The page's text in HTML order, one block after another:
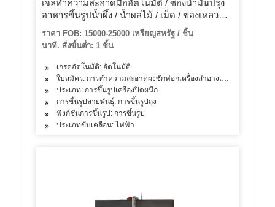
เจลทำความสะอาดมืออัตโนมัติ / ซองน้ำมันปรุง
อาหารขึ้นรูปน้ำผึ้ง / น้ำผลไม้ / เม็ด / ของเหลว
บรรจุซองพลาสติกซองเล็กราคาเครื่องบรรจุ
ราคา FOB: 15000-25000 เหรียญสหรัฐ / ชิ้น
นาที. สั่งขั้นต่ำ: 1 ชิ้น
เกรดอัตโนมัติ: อัตโนมัติ
ใบสมัคร: การทำความสะอาดผงซักฟอกเครื่องสำอางเครื่องดื่มผลิ
ประเภท: การขึ้นรูปเครื่องปิดผนึก
การขึ้นรูปสายพันธุ์: การขึ้นรูปถุง
ฟังก์ชั่นการขึ้นรูป: การขึ้นรูป
ประเภทขับเคลื่อน: ไฟฟ้า